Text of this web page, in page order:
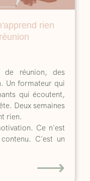
rien
de réunion, des
Un formateur qui
qui écoutent,
Deux semaines
rien.
Ce n'est
C'est un
⟶